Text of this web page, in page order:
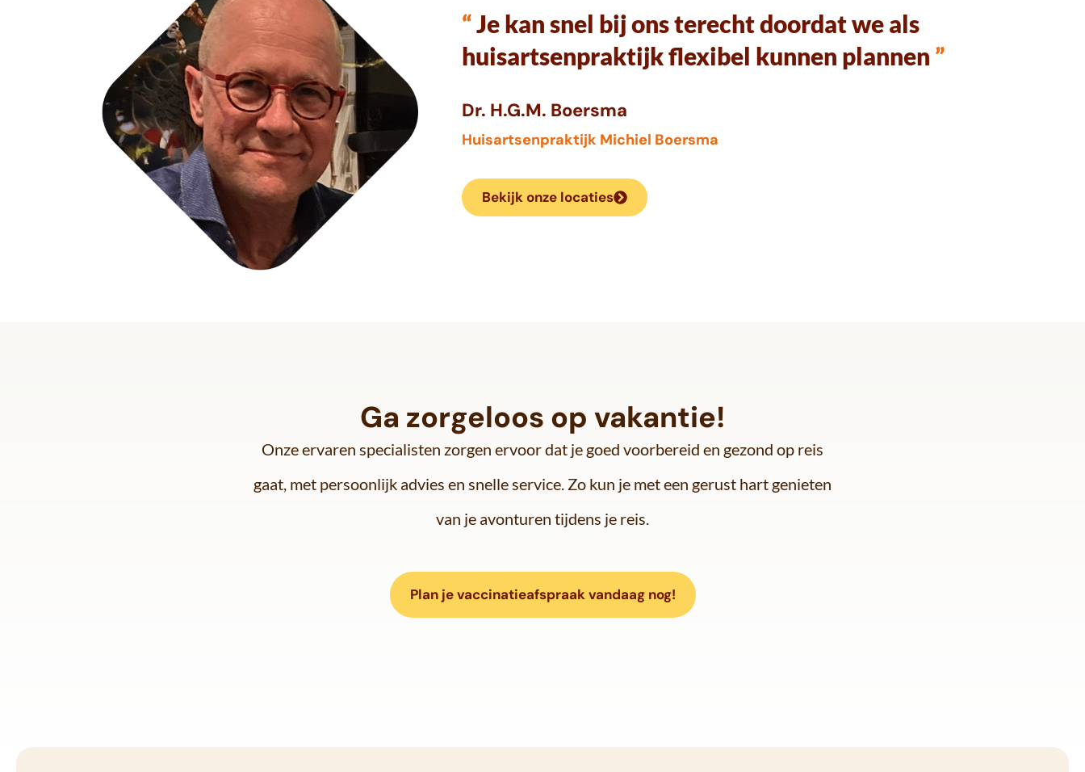
“Je kan snel bij ons terecht doordat we als
huisartsenpraktijk flexibel kunnen plannen ”
Dr. H.G.M. Boersma
Huisartsenpraktijk Michiel Boersma
Bekijk onze locaties
Ga zorgeloos op vakantie!
Onze ervaren specialisten zorgen ervoor dat je goed voorbereid en gezond op reis
gaat, met persoonlijk advies en snelle service. Zo kun je met een gerust hart genieten
van je avonturen tijdens je reis.
Plan je vaccinatieafspraak vandaag nog!